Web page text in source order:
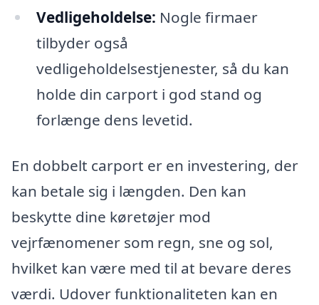
Vedligeholdelse: Nogle firmaer
tilbyder også
vedligeholdelsestjenester, så du kan
holde din carport i god stand og
forlænge dens levetid.
En dobbelt carport er en investering, der
kan betale sig i længden. Den kan
beskytte dine køretøjer mod
vejrfænomener som regn, sne og sol,
hvilket kan være med til at bevare deres
værdi. Udover funktionaliteten kan en